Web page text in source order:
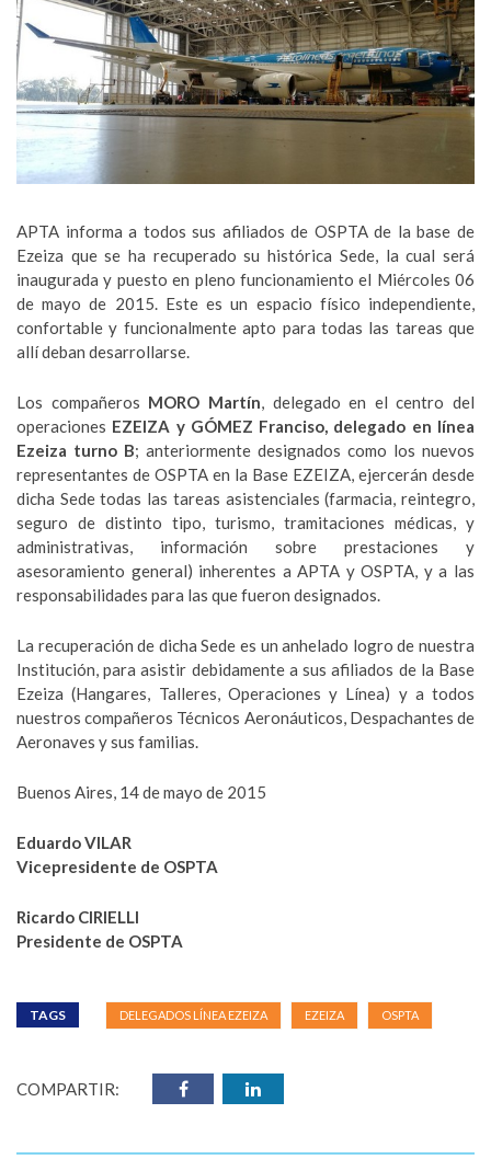
APTA informa a todos sus afiliados de OSPTA de la base de
Ezeiza que se ha recuperado su histórica Sede, la cual será
inaugurada y puesto en pleno funcionamiento el Miércoles 06
de mayo de 2015. Este es un espacio físico independiente,
confortable y funcionalmente apto para todas las tareas que
allí deban desarrollarse.
Los compañeros MORO Martín, delegado en el centro del
operaciones EZEIZA y GÓMEZ Franciso, delegado en línea
Ezeiza turno B; anteriormente designados como los nuevos
representantes de OSPTA en la Base EZEIZA, ejercerán desde
dicha Sede todas las tareas asistenciales (farmacia, reintegro,
seguro de distinto tipo, turismo, tramitaciones médicas, y
administrativas, información sobre prestaciones y
asesoramiento general) inherentes a APTA y OSPTA, y a las
responsabilidades para las que fueron designados.
La recuperación de dicha Sede es un anhelado logro de nuestra
Institución, para asistir debidamente a sus afiliados de la Base
Ezeiza (Hangares, Talleres, Operaciones y Línea) y a todos
nuestros compañeros Técnicos Aeronáuticos, Despachantes de
Aeronaves y sus familias.
Buenos Aires, 14 de mayo de 2015
Eduardo VILAR
Vicepresidente de OSPTA
Ricardo CIRIELLI
Presidente de OSPTA
TAGS DELEGADOS LÍNEA EZEIZA EZEIZA OSPTA
COMPARTIR: